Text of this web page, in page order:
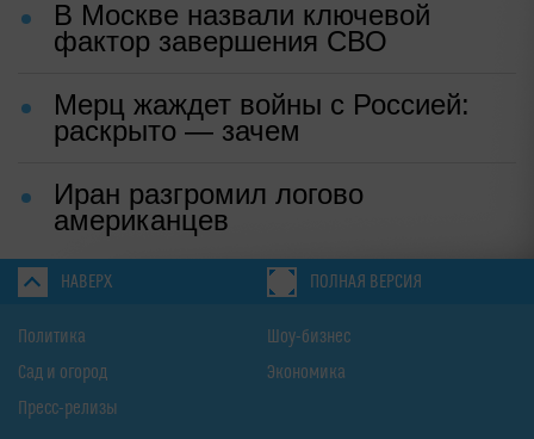
В Москве назвали ключевой
фактор завершения СВО
Мерц жаждет войны с Россией:
раскрыто — зачем
Иран разгромил логово
американцев
НАВЕРХ ПОЛНАЯ ВЕРСИЯ
Политика
Сад и огород
Пресс-релизы
Шоу-бизнес
Экономика